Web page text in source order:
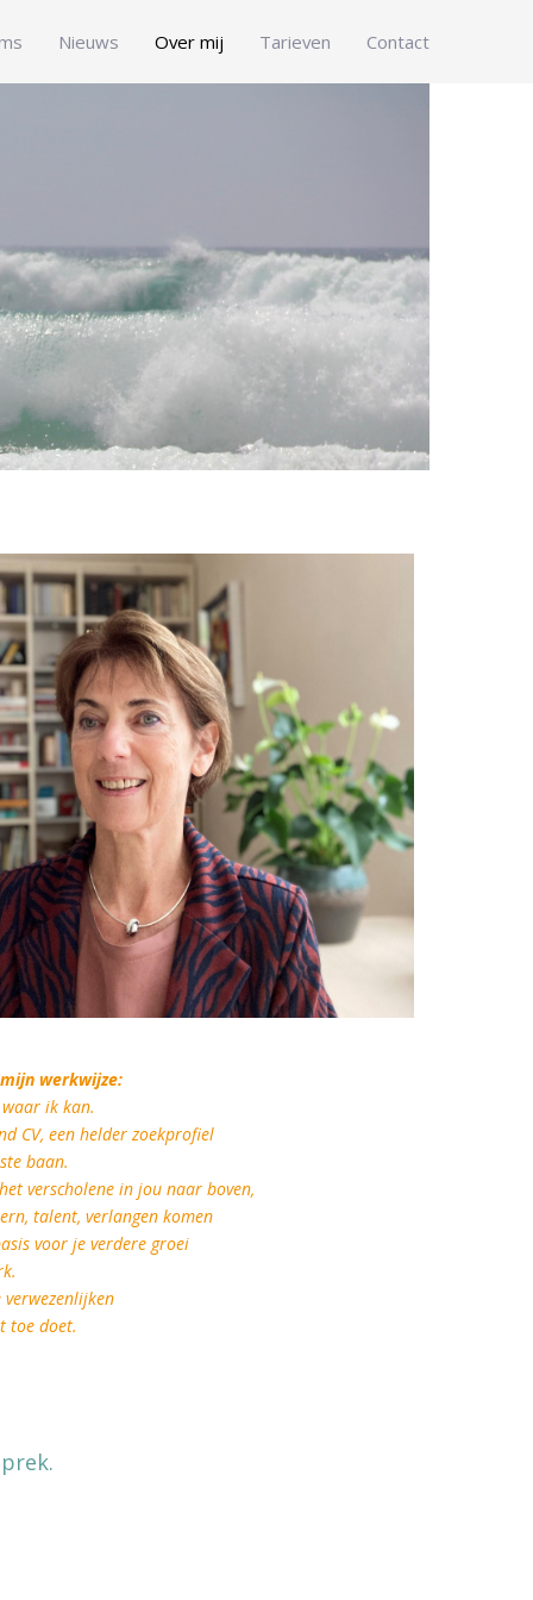
Nieuws Over mij Tarieven Contact
werkwijze:
ik kan.
CV, een helder zoekprofiel
baan.
verscholene in jou naar boven,
talent, verlangen komen
voor je verdere groei
toe doet.